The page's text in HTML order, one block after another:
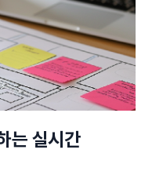
는 실시간